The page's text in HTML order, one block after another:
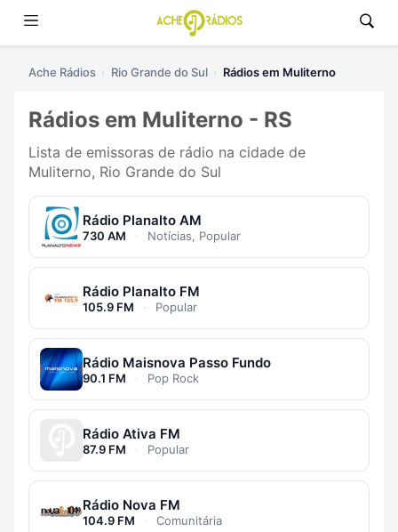
Ache Rádios Rio Grande do Sul Rádios em Muliterno
Rádios em Muliterno - RS
Lista de emissoras de rádio na cidade de
Muliterno, Rio Grande do Sul
Rádio Planalto AM
730 AM · Notícias, Popular
Rádio Planalto FM
105.9 FM · Popular
Rádio Maisnova Passo Fundo
90.1 FM · Pop Rock
Rádio Ativa FM
87.9 FM · Popular
Rádio Nova FM
104.9 FM · Comunitária